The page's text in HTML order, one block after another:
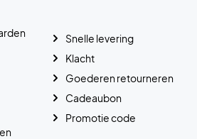
Snelle levering
Klacht
Goederen retourneren
Cadeaubon
Promotie code